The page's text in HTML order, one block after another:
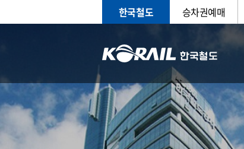
한국철도 승차권예매
CEO